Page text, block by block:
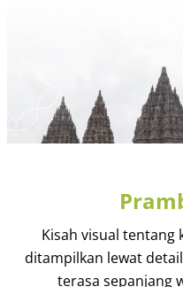
Kisah visual tentang
ditampilkan lewat
terasa sepanjang